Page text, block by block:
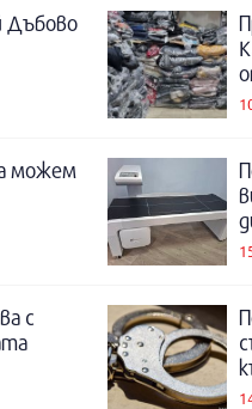
Дъбово
можем
с